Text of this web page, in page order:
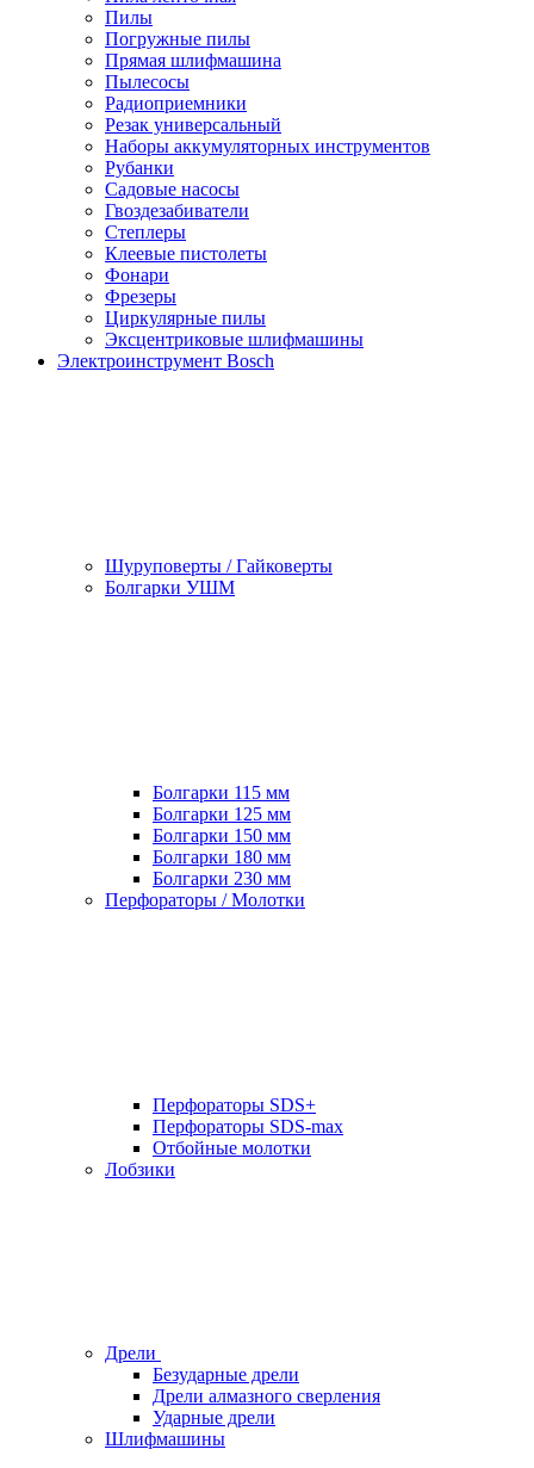
Пилы
Погружные пилы
Прямая шлифмашина
Пылесосы
Радиоприемники
Резак универсальный
Наборы аккумуляторных инструментов
Рубанки
Садовые насосы
Гвоздезабиватели
Степлеры
Клеевые пистолеты
Фонари
Фрезеры
Циркулярные пилы
Эксцентриковые шлифмашины
Электроинструмент Bosch
Шуруповерты / Гайковерты
Болгарки УШМ
Болгарки 115 мм
Болгарки 125 мм
Болгарки 150 мм
Болгарки 180 мм
Болгарки 230 мм
Перфораторы / Молотки
Перфораторы SDS+
Перфораторы SDS-max
Отбойные молотки
Лобзики
Дрели
Безударные дрели
Дрели алмазного сверления
Ударные дрели
Шлифмашины